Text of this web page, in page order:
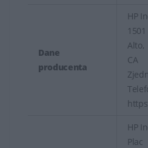
Dane
producenta
HP
Alto,
HP